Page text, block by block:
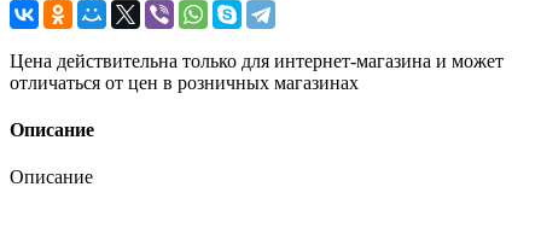
Цена действительна только для интернет-магазина и может
отличаться от цен в розничных магазинах
Описание
Описание